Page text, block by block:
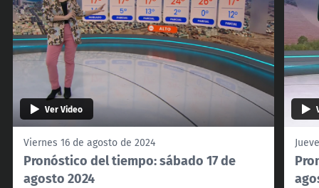
Ver Video
Viernes 16 de agosto de 2024
Pronóstico del tiempo: sábado 17 de
agosto 2024